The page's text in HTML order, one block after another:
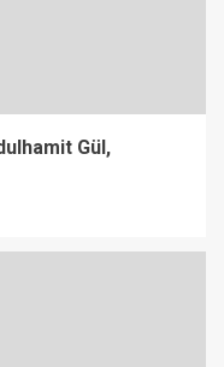
Gül,